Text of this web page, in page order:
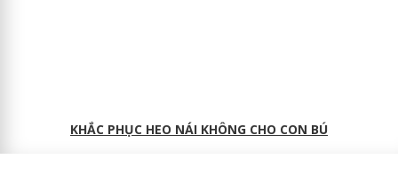
KHẮC PHỤC HEO NÁI KHÔNG CHO CON BÚ